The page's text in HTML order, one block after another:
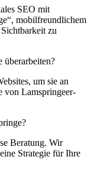
SEO mit
mobilfreundlichem
zu
überarbeiten?
um sie an
von Lamspringeer-
Beratung. Wir
Strategie für Ihre